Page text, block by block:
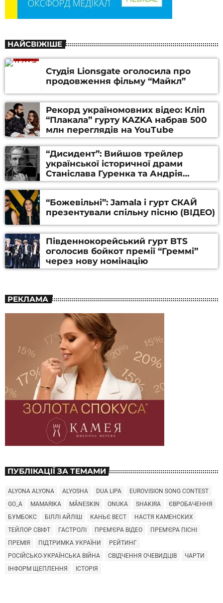
НАЙСВІЖІШЕ
Студія Lionsgate оголосила про
продовження фільму “Майкл”
Рекорд україномовних відео: Кліп
“Плакала” гурту KAZKA набрав 500
млн переглядів на YouTube
“Дисидент”: Вийшов трейлер
української історичної драми
Станіслава Гуренка та Андрія
Алфьорова (ВІДЕО)
“Божевільні”: Jamala і гурт СКАЙ
презентували спільну пісню (ВІДЕО)
Південнокорейський гурт BTS
оголосив бойкот премії “Греммі”
через нову номінацію
РЕКЛАМА
ПУБЛІКАЦІЇ ЗА ТЕМАМИ
ALYONA ALYONA ALYOSHA DUA LIPA
EUROVISION SONG CONTEST
GO_A
MAMARIKA MÅNESKIN ONUKA SHAKIRA
ЄВРОБАЧЕННЯ
БУМБОКС
БІЛЛІ АЙЛІШ КАНЬЄ ВЕСТ
НАСТЯ КАМЕНСКИХ
ТЕЙЛОР СВІФТ
ГАСТРОЛІ ПРЕМ'ЄРА ВІДЕО
ПРЕМ'ЄРА ПІСНІ
ПРЕМІЯ
ПІДТРИМКА УКРАЇНИ
РЕЙТИНГ
РОСІЙСЬКО-УКРАЇНСЬКА ВІЙНА
СВІДЧЕННЯ ОЧЕВИДЦІВ
ЧАРТИ
ІНФОРМ ЩЕПЛЕННЯ
ІСТОРІЯ